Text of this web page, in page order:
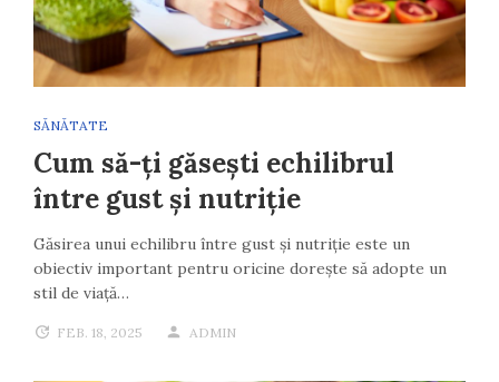
SĂNĂTATE
Cum să-ți găsești echilibrul
între gust și nutriție
Găsirea unui echilibru între gust și nutriție este un
obiectiv important pentru oricine dorește să adopte un
stil de viață…
FEB. 18, 2025 ADMIN